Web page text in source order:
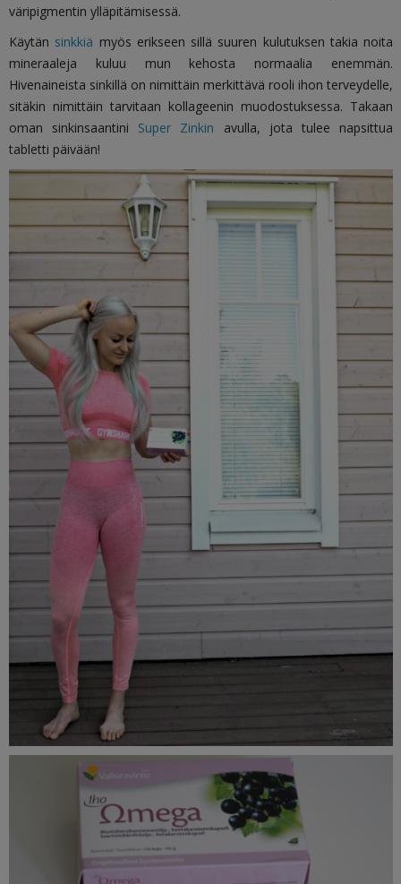
väripigmentin ylläpitämisessä.
Käytän sinkkiä myös erikseen sillä suuren kulutuksen takia noita
mineraaleja kuluu mun kehosta normaalia enemmän.
Hivenaineista sinkillä on nimittäin merkittävä rooli ihon terveydelle,
sitäkin nimittäin tarvitaan kollageenin muodostuksessa. Takaan
oman sinkinsaantini Super Zinkin avulla, jota tulee napsittua
tabletti päivään!